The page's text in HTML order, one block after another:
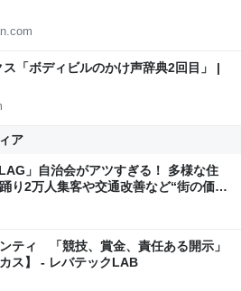
「ボディビルのかけ声辞典2回目」 |
ア
」自治会がアツすぎる！ 多様な住
り2万人集客や交通改善など“街の価値
ティ 「競技、賞金、責任ある開示」
ス】 - レバテックLAB